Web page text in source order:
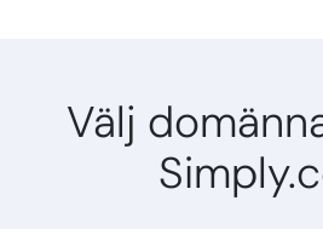
Välj